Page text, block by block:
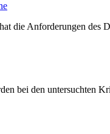
die Anforderungen
bei den untersuchten